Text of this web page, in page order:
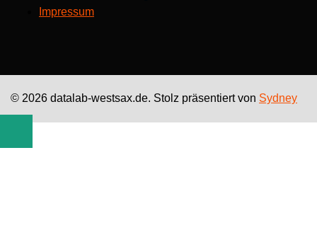
Impressum
© 2026 datalab-westsax.de. Stolz präsentiert von Sydney